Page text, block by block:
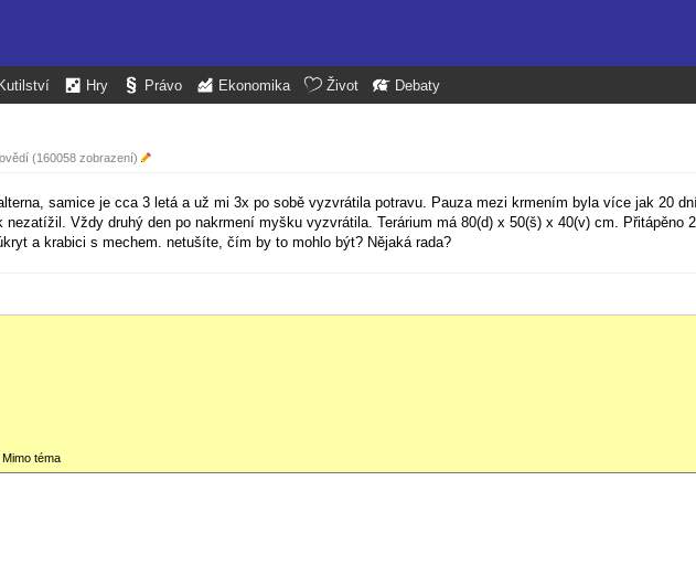
Kutilství Hry Právo Ekonomika Život Debaty
(160058 zobrazení)
samice je cca 3 letá a už mi 3x po sobě vyzvrátila potravu. Pauza mezi krmením byla více jak 20
Vždy druhý den po nakrmení myšku vyzvrátila. Terárium má 80(d) x 50(š) x 40(v) cm. Přitápěno
a krabici s mechem. netušíte, čím by to mohlo být? Nějaká rada?
Mimo téma